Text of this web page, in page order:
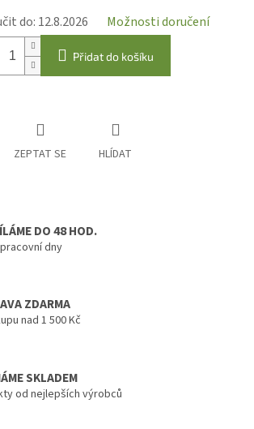
do: 12.8.2026 Možnosti doručení
Přidat do košíku
ZEPTAT SE HLÍDAT
DO 48 HOD.
dny
ZDARMA
nad 1 500 Kč
SKLADEM
od nejlepších výrobců